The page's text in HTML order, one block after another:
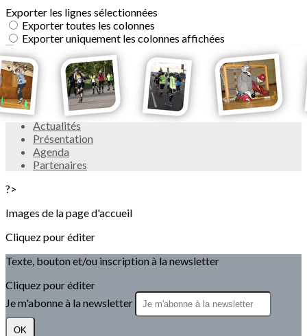
Exporter les lignes sélectionnées
Exporter toutes les colonnes
Exporter uniquement les colonnes affichées
Menu
<
>
Actualités
Présentation
Agenda
Partenaires
?>
Images de la page d'accueil
Cliquez pour éditer
Texte, bouton et/ou inscription à la newsletter
Cliquez pour éditer
Je m'abonne à la newsletter
OK